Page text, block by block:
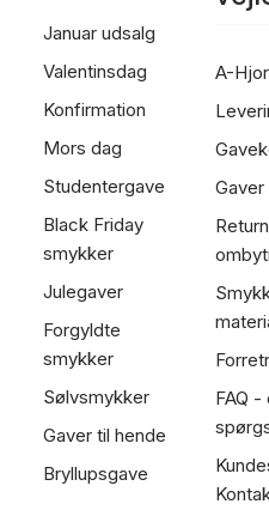
Januar udsalg
Valentinsdag
Konfirmation
Mors dag
Studentergave
Black Friday
smykker
Julegaver
Forgyldte
smykker
Sølvsmykker
Gaver til hende
Bryllupsgave
A-
FAQ